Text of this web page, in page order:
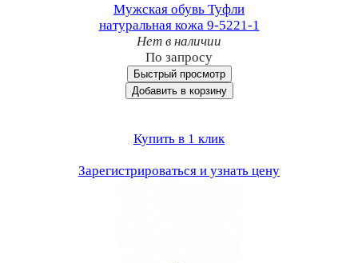
Мужская обувь Туфли
натуральная кожа 9-5221-1
Нет в наличии
По запросу
Быстрый просмотр
Добавить в корзину
Купить в 1 клик
Зарегистрироваться и узнать цену